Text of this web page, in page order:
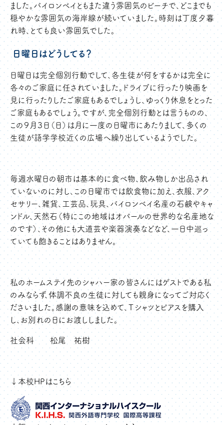
ました。バイロンベイともまた違う雰囲気のビーチで、どこまでも
穏やかな雰囲気の海岸線が続いていました。時刻は丁度夕暮
れ時、とても良い雰囲気でした。
日曜日はどうしてる？
日曜日は完全個別行動でして、各生徒が何をするかは完全に
各々のご家庭に任されていました。ドライブに行ったり映画を
見に行ったりしたご家庭もあるでしょうし、ゆっくり休息をとった
ご家庭もあるでしょう。ですが、完全個別行動とは言うものの、
この９月３日（日）は月に一度の日曜市にあたりまして、多くの
生徒が語学学校近くの広場へ繰り出しているようでした。
毎週水曜日の朝市は基本的に食べ物、飲み物しか出品され
ていないのに対し、この日曜市では飲食物に加え、衣服、アク
セサリー、雑貨、工芸品、玩具、バイロンベイ名産の石鹸やキャ
ンドル、天然石（特にこの地域はオパールの世界的な名産地な
のです）、その他にも大道芸や楽器演奏などなど、一日中巡っ
ていても飽きることはありません。
私のホームステイ先のシャハー家の皆さんにはゲストである私
のみならず、体調不良の生徒に対しても親身になってご対応く
ださいました。感謝の意味を込めて、Ｔシャツとピアスを購入
し、お別れの日にお渡ししました。
社会科 松尾 祐樹
↓本校HPはこちら